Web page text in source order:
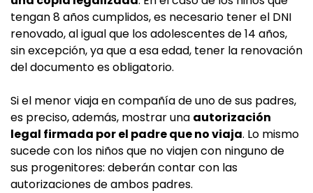
tengan 8 años cumplidos, es necesario tener el DNI
renovado, al igual que los adolescentes de 14 años,
sin excepción, ya que a esa edad, tener la renovación
del documento es obligatorio.
Si el menor viaja en compañía de uno de sus padres,
es preciso, además, mostrar una autorización
legal firmada por el padre que no viaja. Lo mismo
sucede con los niños que no viajen con ninguno de
sus progenitores: deberán contar con las
autorizaciones de ambos padres.